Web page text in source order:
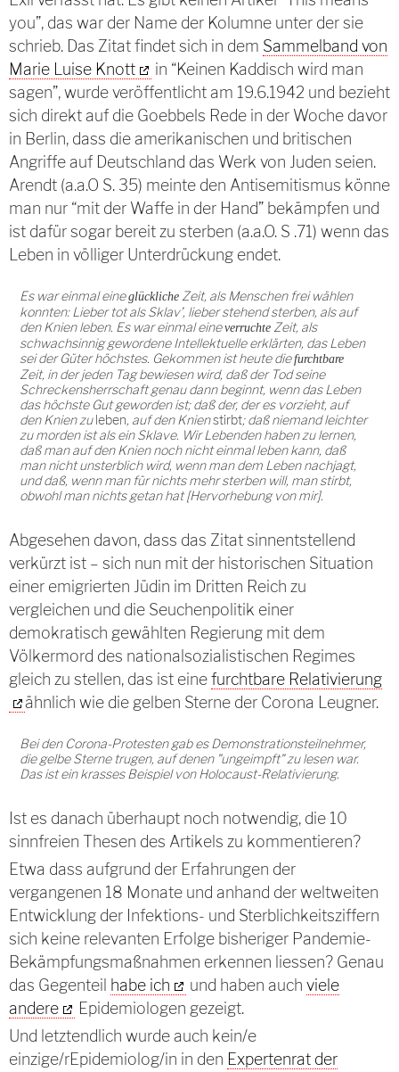
you”, das war der Name der Kolumne unter der sie
schrieb. Das Zitat findet sich in dem Sammelband von
Marie Luise Knott
in “Keinen Kaddisch wird man
sagen”, wurde veröffentlicht am 19.6.1942 und bezieht
sich direkt auf die Goebbels Rede in der Woche davor
in Berlin, dass die amerikanischen und britischen
Angriffe auf Deutschland das Werk von Juden seien.
Arendt (a.a.O S. 35) meinte den Antisemitismus könne
man nur “mit der Waffe in der Hand” bekämpfen und
ist dafür sogar bereit zu sterben (a.a.O. S .71) wenn das
Leben in völliger Unterdrückung endet.
Es war einmal eineglückliche Zeit, als Menschen frei wählen
konnten: Lieber tot als Sklav’, lieber stehend sterben, als auf
den Knien leben. Es war einmal eineverruchte Zeit, als
schwachsinnig gewordene Intellektuelle erklärten, das Leben
sei der Güter höchstes. Gekommen ist heute diefurchtbare
Zeit, in der jeden Tag bewiesen wird, daß der Tod seine
Schreckensherrschaft genau dann beginnt, wenn das Leben
das höchste Gut geworden ist; daß der, der es vorzieht, auf
den Knien zuleben, auf den Knienstirbt; daß niemand leichter
zu morden ist als ein Sklave. Wir Lebenden haben zu lernen,
daß man auf den Knien noch nicht einmal leben kann, daß
man nicht unsterblich wird, wenn man dem Leben nachjagt,
und daß, wenn man für nichts mehr sterben will, man stirbt,
obwohl man nichts getan hat [Hervorhebung von mir].
Abgesehen davon, dass das Zitat sinnentstellend
verkürzt ist – sich nun mit der historischen Situation
einer emigrierten Jüdin im Dritten Reich zu
vergleichen und die Seuchenpolitik einer
demokratisch gewählten Regierung mit dem
Völkermord des nationalsozialistischen Regimes
gleich zu stellen, das ist einefurchtbare Relativierung
ähnlich wie die gelben Sterne der Corona Leugner.
Bei den Corona-Protesten gab es Demonstrationsteilnehmer,
die gelbe Sterne trugen, auf denen "ungeimpft" zu lesen war.
Das ist ein krasses Beispiel von Holocaust-Relativierung.
Ist es danach überhaupt noch notwendig, die 10
sinnfreien Thesen des Artikels zu kommentieren?
Etwa dass aufgrund der Erfahrungen der
vergangenen 18 Monate und anhand der weltweiten
Entwicklung der Infektions- und Sterblichkeitsziffern
sich keine relevanten Erfolge bisheriger Pandemie-
Bekämpfungsmaßnahmen erkennen liessen? Genau
das Gegenteil habe ich und haben auch viele
andere
Epidemiologen gezeigt.
Und letztendlich wurde auch kein/e
einzige/rEpidemiolog/in in den Expertenrat der